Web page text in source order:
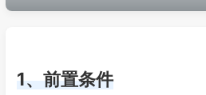
1、前置条件